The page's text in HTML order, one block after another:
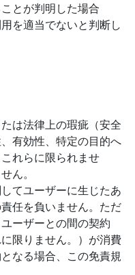
とが判明した場合
を適当でないと判断し
は法律上の瑕疵（安全
有効性、特定の目的へ
れらに限られませ
ん。
てユーザーに生じたあ
任を負いません。ただ
ーザーとの間の契約
限りません。）が消費
なる場合、この免責規